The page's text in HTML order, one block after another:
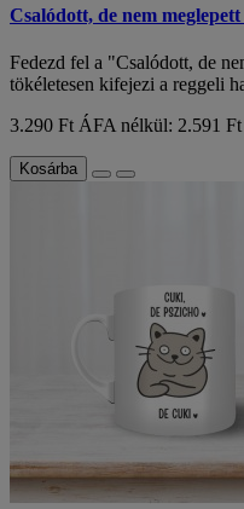
Csalódott, de nem
Fedezd fel a "Csalódott, de
tökéletesen kifejezi a reggeli
3.290 Ft ÁFA nélkül: 2.591 Ft
Kosárba